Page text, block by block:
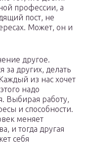
профессии, а
пост, не
Может, он и
другое.
за других, делать
из нас хочет
надо
Выбирая работу,
и способности.
меняет
и тогда другая
себя